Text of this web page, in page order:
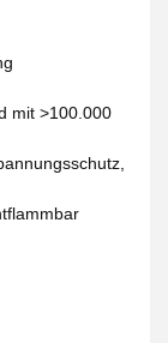
mit >100.000